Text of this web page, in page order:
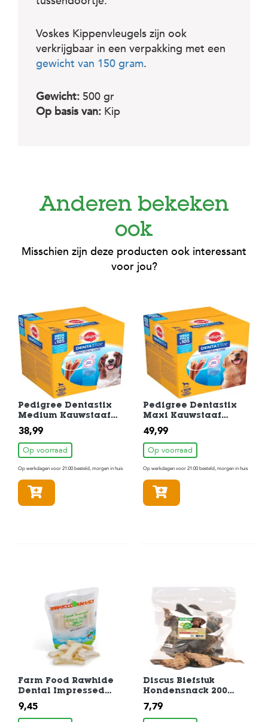
Voskes Kippenvleugels zijn ook
verkrijgbaar in een verpakking met een
gewicht van 150 gram.
Gewicht: 500 gr
Op basis van: Kip
Anderen bekeken
ook
Misschien zijn deze producten ook interessant
voor jou?
Pedigree Dentastix
Medium Kauwstaaf
Gebitsverzorgende
Hondensnack 105
Stuks
38,99
Op voorraad
Op werkdagen voor 21:00 besteld, morgen in huis
Pedigree Dentastix
Maxi Kauwstaaf
Gebitsverzorgende
Hondensnack 105
Stuks
49,99
Op voorraad
Op werkdagen voor 21:00 besteld, morgen in huis
Farm Food Rawhide
Dental Impressed
Kauwbot Mini 7 stuks
9,45
Discus Biefstuk
Hondensnack 200
gram
7,79